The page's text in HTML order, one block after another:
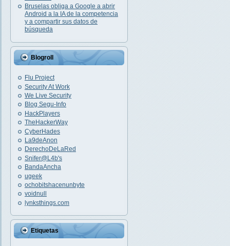
Bruselas obliga a Google a abrir
Android a la IA de la competencia
y a compartir sus datos de
búsqueda
Blogroll
Flu Project
Security At Work
We Live Security
Blog Segu-Info
HackPlayers
TheHackerWay
CyberHades
La9deAnon
DerechoDeLaRed
Snifer@L4b's
BandaAncha
ugeek
ochobitshacenunbyte
voidnull
lynksthings.com
Etiquetas